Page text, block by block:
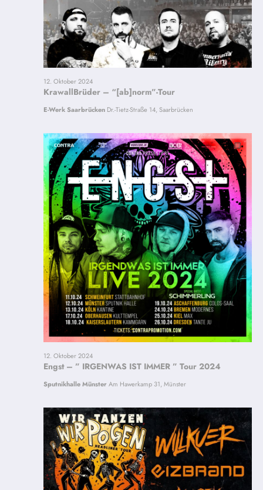
KrawallBrüder – “[ab]norm”-Tour
12. Oktober 2024
E-Werk Saarbrücken Dr.-Tietz-Straße 14, Saarbrücken
Engst – ” IRGENWAS IST IMMER ” Tour 2024
12. Oktober 2024
Sputnikhalle MünsterAm Hawerkamp 31, Münster